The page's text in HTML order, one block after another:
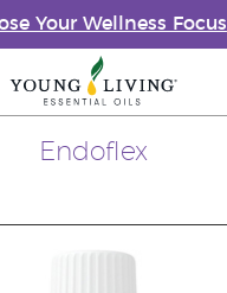
Your Wellness Focus
Endoflex